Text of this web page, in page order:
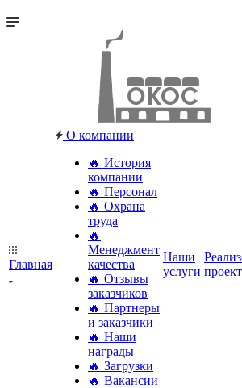
Главная
О компании
🔥 История
компании
🔥 Персонал
🔥 Охрана
труда
🔥
Менеджмент
качества
🔥 Отзывы
заказчиков
🔥 Партнеры
и заказчики
🔥 Наши
награды
🔥 Загрузки
🔥 Вакансии
Наши
услуги